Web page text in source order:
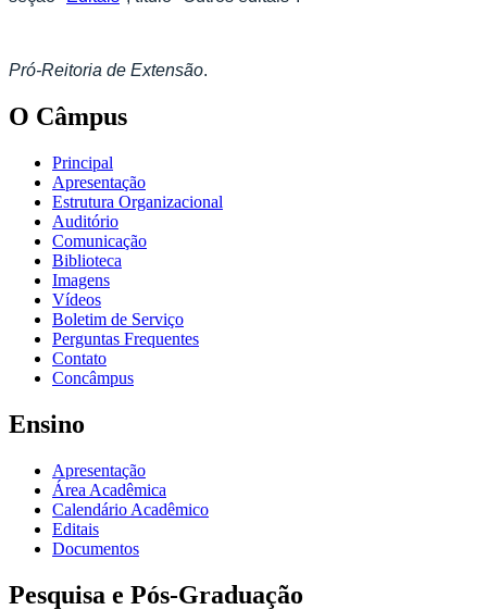
Pró-Reitoria de Extensão.
O Câmpus
Principal
Apresentação
Estrutura Organizacional
Auditório
Comunicação
Biblioteca
Imagens
Vídeos
Boletim de Serviço
Perguntas Frequentes
Contato
Concâmpus
Ensino
Apresentação
Área Acadêmica
Calendário Acadêmico
Editais
Documentos
Pesquisa e Pós-Graduação